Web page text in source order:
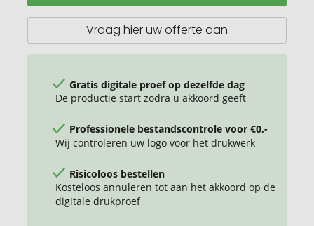
Vraag hier uw offerte aan
Gratis digitale proef op dezelfde dag
De productie start zodra u akkoord geeft
Professionele bestandscontrole voor €0,-
Wij controleren uw logo voor het drukwerk
Risicoloos bestellen
Kosteloos annuleren tot aan het akkoord op de
digitale drukproef